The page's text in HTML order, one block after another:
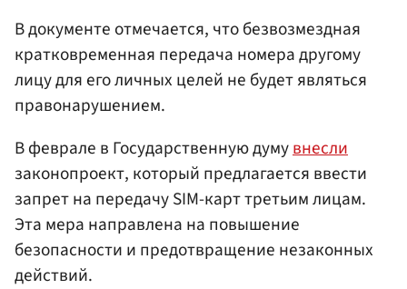
В документе отмечается, что безвозмездная
кратковременная передача номера другому
лицу для его личных целей не будет являться
правонарушением.
В феврале в Государственную думувнесли
законопроект, который предлагается ввести
запрет на передачу SIM-карт третьим лицам.
Эта мера направлена на повышение
безопасности и предотвращение незаконных
действий.